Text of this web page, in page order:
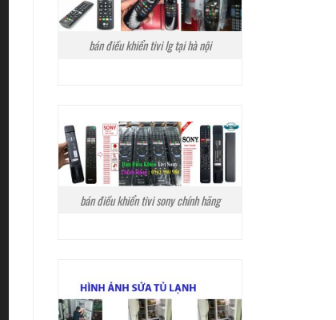
bán điều khiển tivi lg tại hà nội
bán điều khiển tivi sony chính hãng